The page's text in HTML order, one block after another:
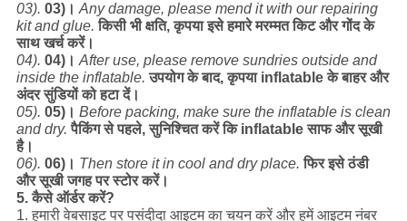
03). 03)। Any damage, please mend it with our repairing
kit and glue. किसी भी क्षति, कृपया इसे हमारे मरम्मत किट और गोंद के
साथ खर्च करें।
04). 04)। After use, please remove sundries outside and
inside the inflatable. उपयोग के बाद, कृपया inflatable के बाहर और
अंदर सुंडियों को हटा दें।
05). 05)। Before packing, make sure the inflatable is clean
and dry. पैकिंग से पहले, सुनिश्चित करें कि inflatable साफ और सूखी
है।
06). 06)। Then store it in cool and dry place. फिर इसे ठंडी
और सूखी जगह पर स्टोर करें।
5. कैसे ऑर्डर करें?
1. हमारी वेबसाइट पर पसंदीदा आइटम का चयन करें और हमें आइटम नंबर